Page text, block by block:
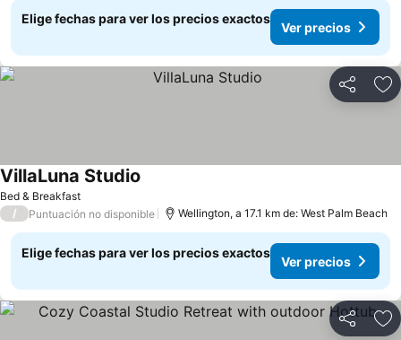
Elige fechas para ver los precios exactos
Ver precios
Compartir
Bed & Breakfast
VillaLuna Studio
/ Puntuación no disponible Wellington, a 17.1 km de: West Palm Beach
Elige fechas para ver los precios exactos
Ver precios
Compartir